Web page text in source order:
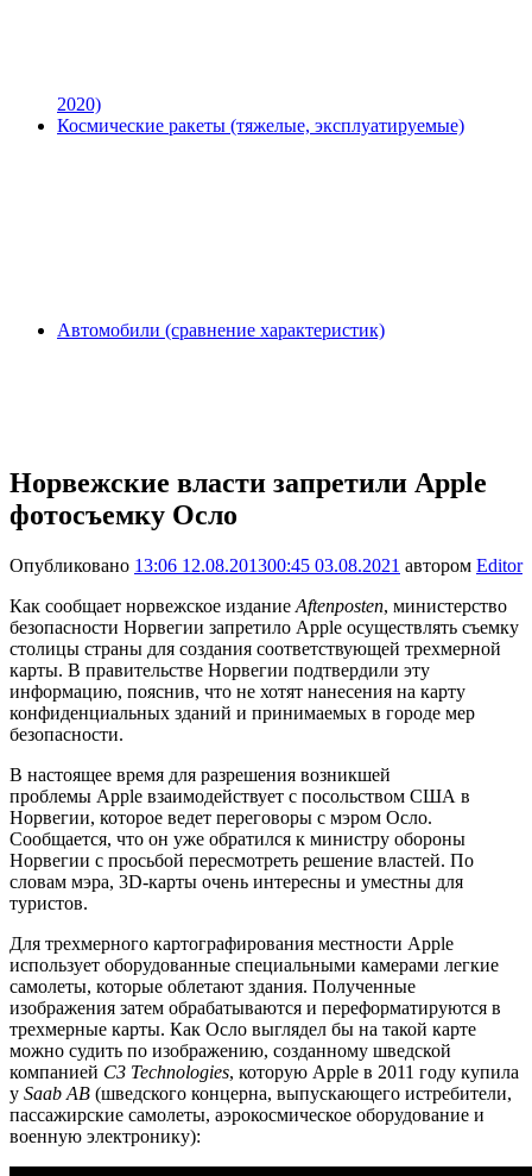
2020)
Космические ракеты (тяжелые, эксплуатируемые)
Автомобили (сравнение характеристик)
Норвежские власти запретили Apple
фотосъемку Осло
Опубликовано 13:06 12.08.201300:45 03.08.2021 автором Editor
Как сообщает норвежское издание Aftenposten, министерство
безопасности Норвегии запретило Apple осуществлять съемку
столицы страны для создания соответствующей трехмерной
карты. В правительстве Норвегии подтвердили эту
информацию, пояснив, что не хотят нанесения на карту
конфиденциальных зданий и принимаемых в городе мер
безопасности.
В настоящее время для разрешения возникшей
проблемы Apple взаимодействует с посольством США в
Норвегии, которое ведет переговоры с мэром Осло.
Сообщается, что он уже обратился к министру обороны
Норвегии с просьбой пересмотреть решение властей. По
словам мэра, 3D-карты очень интересны и уместны для
туристов.
Для трехмерного картографирования местности Apple
использует оборудованные специальными камерами легкие
самолеты, которые облетают здания. Полученные
изображения затем обрабатываются и переформатируются в
трехмерные карты. Как Осло выглядел бы на такой карте
можно судить по изображению, созданному шведской
компанией С3 Technologies, которую Apple в 2011 году купила
у Saab AB (шведского концерна, выпускающего истребители,
пассажирские самолеты, аэрокосмическое оборудование и
военную электронику):